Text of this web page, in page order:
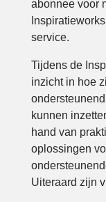
abonnee voor
service.
Tijdens de
inzicht in hoe
kunnen
hand van
oplossingen
Uiteraard zijn